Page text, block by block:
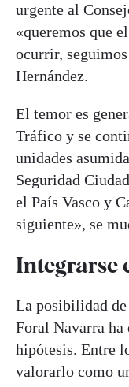
urgente al
«queremos que
ocurrir,
Hernández.
El temor es
Tráfico y se
unidades
Seguridad
el País Vasco y
siguiente», se
Integrarse
La posibilidad
Foral Navarra ha
hipótesis. Entre
valorarlo como